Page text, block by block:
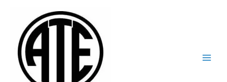
conteúdo